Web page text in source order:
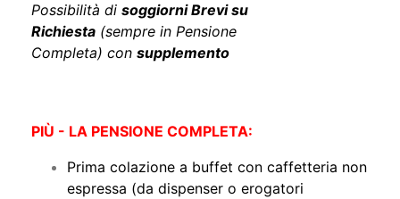
Possibilità di soggiorni Brevi su
Richiesta (sempre in Pensione
Completa) con supplemento
PIÙ - LA PENSIONE COMPLETA:
​Prima colazione a buffet con caffetteria non
espressa (da dispenser o erogatori